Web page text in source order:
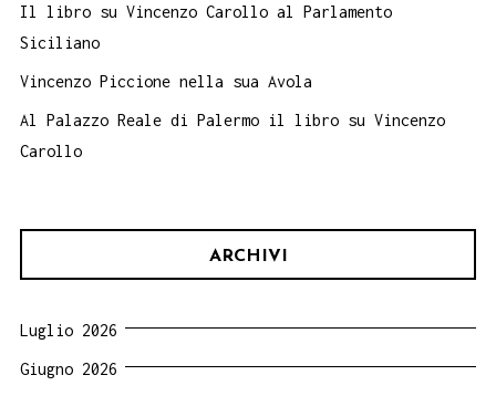
Il libro su Vincenzo Carollo al Parlamento
Siciliano
Vincenzo Piccione nella sua Avola
Al Palazzo Reale di Palermo il libro su Vincenzo
Carollo
ARCHIVI
Luglio 2026
Giugno 2026